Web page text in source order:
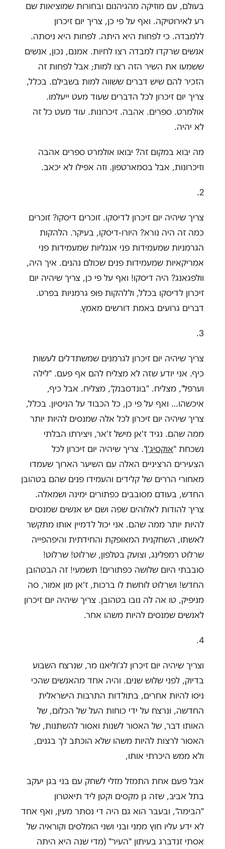
בעולם, עם מוזיקה מהגיהנום ובחורות שמוציאות שם
רע לאירוטיקה. ואף על פי כן, צריך יום זיכרון
ללמבדה. כי לפחות היא היתה. לפחות היא ניסתה.
אנשים שרקדו למבדה רצו לחיות. אמנם, נכון, אנשים
ששמעו את השיר הזה רצו למות; אבל לפחות זה
הזכיר להם שיש דברים ששווה למות בשבילם. בכלל,
צריך יום זיכרון לכל הדברים שעוד מעט ייעלמו.
אולמרט. ספרים. אהבה. זיכרונות. עוד מעט כל זה
לא יהיה.
מה יבוא במקום זה? יבואו אולמרט ספרים אהבה
וזיכרונות, אבל בסמארטפון. וזה אפילו לא יכאב.
2.
צריך שיהיה יום זיכרון לדיסקו. זוכרים דיסקו? זוכרים
כמה זה היה נורא? היורו-דיסקו, בעיקר. הלהקות
הגרמניות שמעמידות פני אנגליות שמעמידות פני
אמריקאיות שמעמידות פנים שכולם נהנים. איך היה,
וולפגאנג? היה דיסקו! ואף על פי כן, צריך שיהיה יום
זיכרון לדיסקו בכלל, וללהקות פופ גרמניות בפרט.
דברים גרועים באמת דורשים מאמץ.
3.
צריך שיהיה יום זיכרון לגרמנים שמשתדלים לעשות
כיף. אני יודע שזה לא מצליח להם אף פעם. "לילה
וערפל", מצליח. "בונדסבנק", מצליח. אבל כיף,
איכשהו… ואף על פי כן, כל הכבוד על הניסיון. בכלל,
צריך שיהיה יום זיכרון לכל אלה שמנסים להיות יותר
ממה שהם. נגיד ז'אן מישל ז'אר, ויצירתו הבלתי
נשכחת "אוקסיג'ן". צריך שיהיה יום זיכרון לכל
הצעירים הרציניים האלה עם השיער הארוך שעמדו
מאחורי הררים של קלידים והעמידו פנים שהם בטהובן
החדש, בעודם מסובבים כפתורים ימינה ושמאלה.
צריך להודות לאלוהים שפה ושם יש אנשים שמנסים
להיות יותר ממה שהם. אני יכול לדמיין אותו מתקשר
לאשתו, השחקנית המאופקת והחידתית והיפהפייה
שרלוט רמפלינג, וצועק בטלפון, שרלוט! שרלוט!
סובבתי היום שלושה כפתורים! תשמעי! זה הבטהובן
החדש! ושרלוט לוחשת לו ברכות, ז'אן מון אמור, סה
מניפיק, טו אה לה נובו בטהובן. צריך שיהיה יום זיכרון
לאנשים שמנסים להיות משהו אחר.
4.
וצריך שיהיה יום זיכרון לג'וליאנו מר, שנרצח השבוע
בדיוק, לפני שלוש שנים. והיה אחד מהאנשים שהכי
ניסו להיות אחרים, בתולדות התרבות הישראלית
החדשה, ונרצח על ידי כוחות העל של הכלום, של
האותו דבר, של האסור לשנות ואסור להשתנות, של
האסור לרצות להיות משהו שלא הוכתב לך בגנים,
ולא ממש היכרתי אותו,
אבל פעם אחת התמזל מזלי לשחק עם בני בגן יעקב
בתל אביב, שזה גן מקסים וקטן ליד תיאטרון
"הבימה", ובעבר הוא גם היה די נסתר מעין, ואף אחד
לא ידע עליו חוץ ממני ובני ושני הומלסים וקוראיה של
אסתי זנדברג בעיתון "העיר" (מדי שנה היא היתה